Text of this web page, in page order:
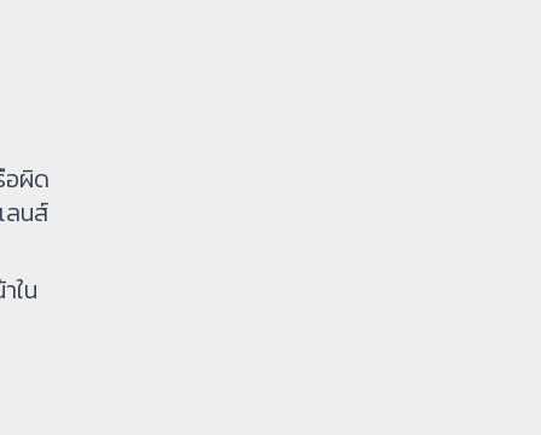
อผิด
ลนส์
ใน